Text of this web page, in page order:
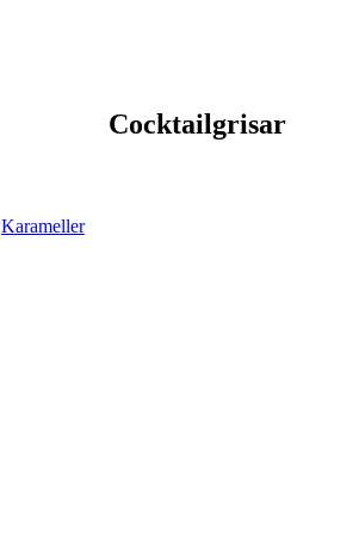
Cocktailgrisar
Karameller